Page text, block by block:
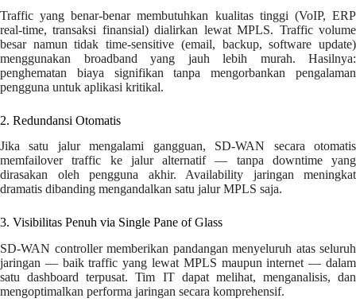
Traffic yang benar-benar membutuhkan kualitas tinggi (VoIP, ERP
real-time, transaksi finansial) dialirkan lewat MPLS. Traffic volume
besar namun tidak time-sensitive (email, backup, software update)
menggunakan broadband yang jauh lebih murah. Hasilnya:
penghematan biaya signifikan tanpa mengorbankan pengalaman
pengguna untuk aplikasi kritikal.
2. Redundansi Otomatis
Jika satu jalur mengalami gangguan, SD-WAN secara otomatis
memfailover traffic ke jalur alternatif — tanpa downtime yang
dirasakan oleh pengguna akhir. Availability jaringan meningkat
dramatis dibanding mengandalkan satu jalur MPLS saja.
3. Visibilitas Penuh via Single Pane of Glass
SD-WAN controller memberikan pandangan menyeluruh atas seluruh
jaringan — baik traffic yang lewat MPLS maupun internet — dalam
satu dashboard terpusat. Tim IT dapat melihat, menganalisis, dan
mengoptimalkan performa jaringan secara komprehensif.